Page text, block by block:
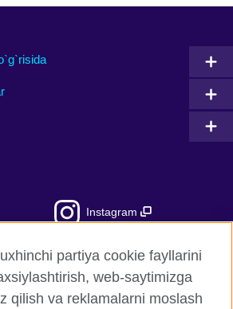
Instagram
partiya cookie fayllarini
web-saytimizga
qilish va reklamalarni moslash